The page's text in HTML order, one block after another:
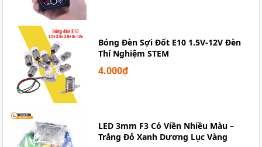
Bóng Đèn Sợi Đốt E10 1.5V-12V Đèn
Thí Nghiệm STEM
4.000₫
LED 3mm F3 Có Viền Nhiều Màu –
Trắng Đỏ Xanh Dương Lục Vàng